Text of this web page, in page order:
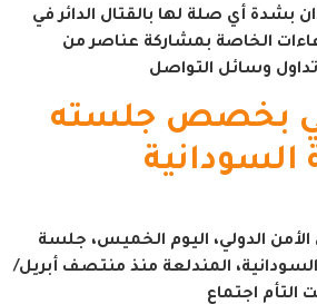
بشدة أي صلة لها بالقتال الدائر في
الخاصة بمشاركة عناصر من
وسائل التواصل
بخصص جلسته
السودانية
الدولي، اليوم الخميس، جلسة
المندلعة منذ منتصف أبريل/
اجتماع